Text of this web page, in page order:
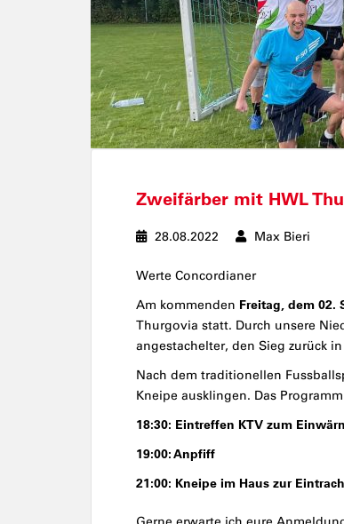
Zweifärber mit HWL
28.08.2022 Max Bieri
Werte Concordianer
Am kommenden Freitag, dem 02.
Thurgovia statt. Durch unsere
angestachelter, den Sieg zurück
Nach dem traditionellen
Kneipe ausklingen. Das
18:30: Eintreffen KTV zum
19:00: Anpfiff
21:00: Kneipe im Haus zur